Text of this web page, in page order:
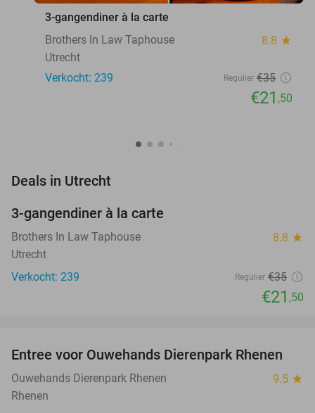
3-gangendiner à la carte
Brothers In Law Taphouse
8.8 star
Utrecht
Verkocht: 239
Regulier €35
€21 ,50
Deals in Utrecht
3-gangendiner à la carte
Brothers In Law Taphouse 8.8 star
Utrecht
Verkocht: 239
Regulier €35
€21 ,50
19%
Entree voor Ouwehands Dierenpark Rhenen
Ouwehands Dierenpark Rhenen 9.5 star
Rhenen